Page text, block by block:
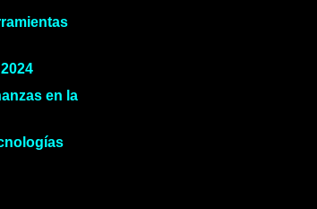
en la